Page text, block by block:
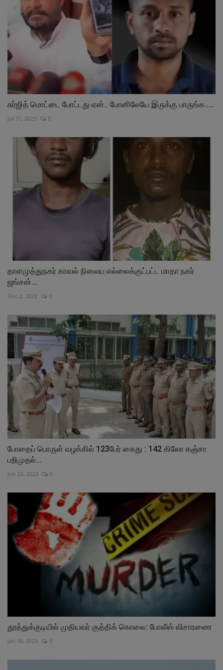
சுர்ஜித் மொட்டை போட்டது ஏன்.. போனிலேயே இருக்கு பாருங்க.....
Jul 31, 2025 0
தாளமுத்துநகர் காவல் நிலைய எல்லைக்குட்பட்ட மாதா நகர்
ஜங்சன்...
Dec 2, 2023 0
போதைப் பொருள் வழக்கில் 123பேர் கைது : 142 கிலோ கஞ்சா
பறிமுதல்...
Jun 26, 2023 0
தூத்துக்குடியில் முதியவர் குத்திக் கொலை: போலீஸ் விசாரணை
Jan 18, 2023 0